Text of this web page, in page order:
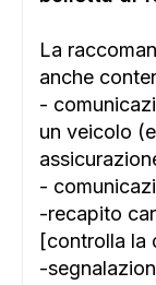
La
anche
-
un veicolo
-
-recapito
[controlla la
-